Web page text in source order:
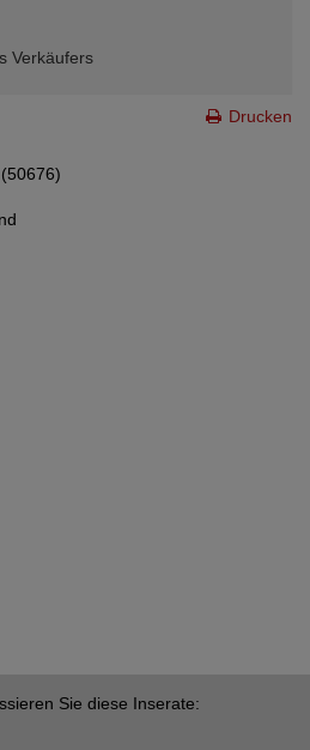
Verkäufers
Drucken
Sie diese Inserate: